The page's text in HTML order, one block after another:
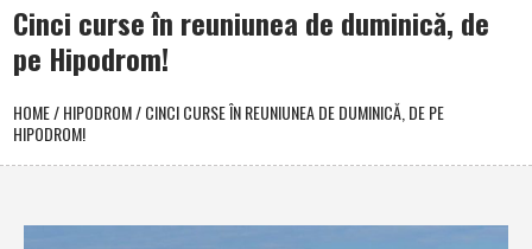
Cinci curse în reuniunea de duminică, de
pe Hipodrom!
HOME/HIPODROM/CINCI CURSE ÎN REUNIUNEA DE DUMINICĂ, DE PE
HIPODROM!